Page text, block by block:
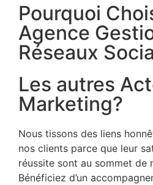
Pourquoi
Agence
Réseaux
Les autres
Marketing?
Nous tissons des liens
nos clients parce que leur
réussite sont au sommet de
Bénéficiez d’un